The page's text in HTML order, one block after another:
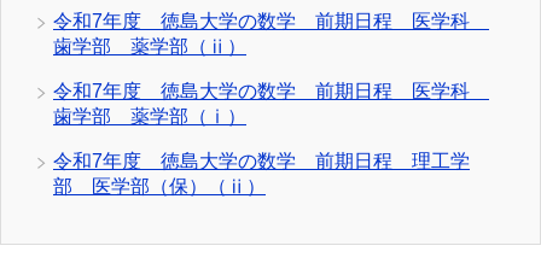
令和7年度 徳島大学の数学 前期日程 医学科
歯学部 薬学部（ⅱ）
令和7年度 徳島大学の数学 前期日程 医学科
歯学部 薬学部（ⅰ）
令和7年度 徳島大学の数学 前期日程 理工学
部 医学部（保）（ⅱ）